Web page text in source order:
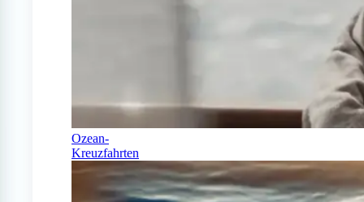
Ozean-
Kreuzfahrten